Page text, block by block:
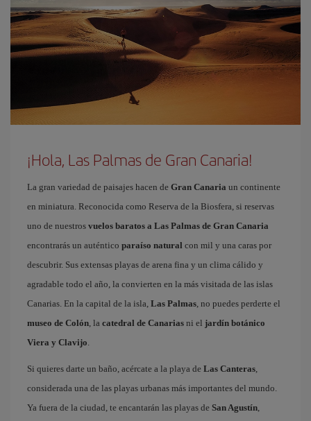
¡Hola, Las Palmas de Gran Canaria!
La gran variedad de paisajes hacen de Gran Canaria un continente
en miniatura. Reconocida como Reserva de la Biosfera, si reservas
uno de nuestros vuelos baratos a Las Palmas de Gran Canaria
encontrarás un auténtico paraíso natural con mil y una caras por
descubrir. Sus extensas playas de arena fina y un clima cálido y
agradable todo el año, la convierten en la más visitada de las islas
Canarias. En la capital de la isla, Las Palmas, no puedes perderte el
museo de Colón, la catedral de Canarias ni el jardín botánico
Viera y Clavijo.
Si quieres darte un baño, acércate a la playa de Las Canteras,
considerada una de las playas urbanas más importantes del mundo.
Ya fuera de la ciudad, te encantarán las playas de San Agustín,